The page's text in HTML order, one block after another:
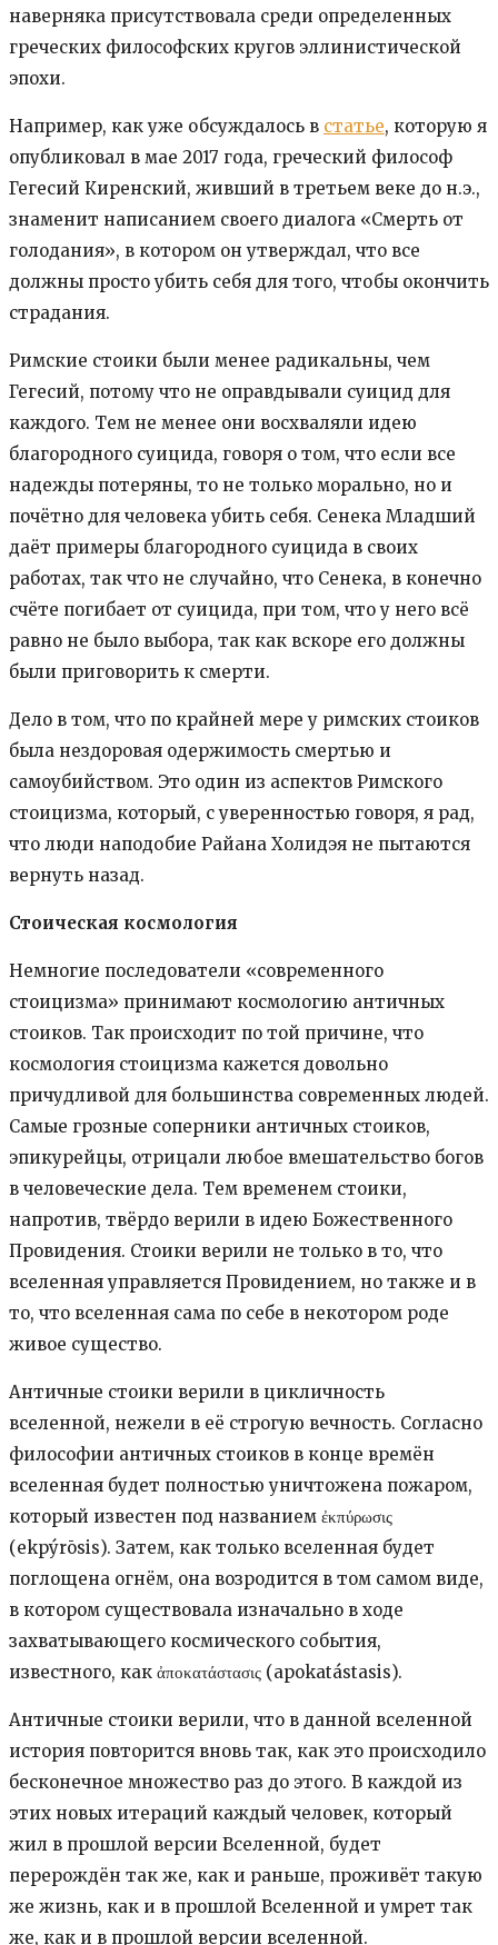
наверняка присутствовала среди определенных
греческих философских кругов эллинистической
эпохи.
Например, как уже обсуждалось в статье, которую я
опубликовал в мае 2017 года, греческий философ
Гегесий Киренский, живший в третьем веке до н.э.,
знаменит написанием своего диалога «Смерть от
голодания», в котором он утверждал, что все
должны просто убить себя для того, чтобы окончить
страдания.
Римские стоики были менее радикальны, чем
Гегесий, потому что не оправдывали суицид для
каждого. Тем не менее они восхваляли идею
благородного суицида, говоря о том, что если все
надежды потеряны, то не только морально, но и
почётно для человека убить себя. Сенека Младший
даёт примеры благородного суицида в своих
работах, так что не случайно, что Сенека, в конечно
счёте погибает от суицида, при том, что у него всё
равно не было выбора, так как вскоре его должны
были приговорить к смерти.
Дело в том, что по крайней мере у римских стоиков
была нездоровая одержимость смертью и
самоубийством. Это один из аспектов Римского
стоицизма, который, с уверенностью говоря, я рад,
что люди наподобие Райана Холидэя не пытаются
вернуть назад.
Стоическая космология
Немногие последователи «современного
стоицизма» принимают космологию античных
стоиков. Так происходит по той причине, что
космология стоицизма кажется довольно
причудливой для большинства современных людей.
Самые грозные соперники античных стоиков,
эпикурейцы, отрицали любое вмешательство богов
в человеческие дела. Тем временем стоики,
напротив, твёрдо верили в идею Божественного
Провидения. Стоики верили не только в то, что
вселенная управляется Провидением, но также и в
то, что вселенная сама по себе в некотором роде
живое существо.
Античные стоики верили в цикличность
вселенной, нежели в её строгую вечность. Согласно
философии античных стоиков в конце времён
вселенная будет полностью уничтожена пожаром,
который известен под названием ἐκπύρωσις
(ekpýrōsis). Затем, как только вселенная будет
поглощена огнём, она возродится в том самом виде,
в котором существовала изначально в ходе
захватывающего космического события,
известного, как ἀποκατάστασις (apokatástasis).
Античные стоики верили, что в данной вселенной
история повторится вновь так, как это происходило
бесконечное множество раз до этого. В каждой из
этих новых итераций каждый человек, который
жил в прошлой версии Вселенной, будет
перерождён так же, как и раньше, проживёт такую
же жизнь, как и в прошлой Вселенной и умрет так
же, как и в прошлой версии вселенной.